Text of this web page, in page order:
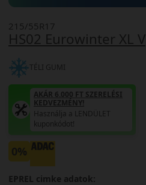
HS02 Eurowinter XL V
215/55R17
TÉLI GUMI
AKÁR 6.000 FT SZERELÉSI
KEDVEZMÉNY!
Használja a LENDÜLET
kuponkódot!
0%
EPREL cimke adatok: